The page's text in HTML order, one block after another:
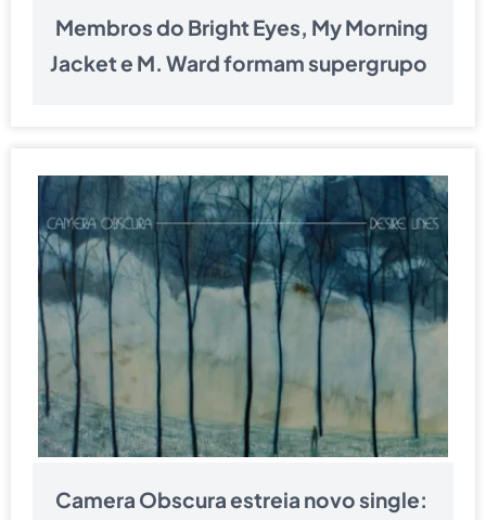
Membros do Bright Eyes, My Morning
Jacket e M. Ward formam supergrupo
Camera Obscura estreia novo single: